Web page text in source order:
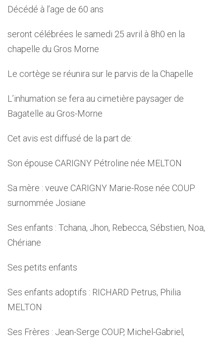
Décédé à l’age de 60 ans
seront célébrées le samedi 25 avril à 8h0 en la
chapelle du Gros Morne
Le cortège se réunira sur le parvis de la Chapelle
L’inhumation se fera au cimetière paysager de
Bagatelle au Gros-Morne
Cet avis est diffusé de la part de:
Son épouse CARIGNY Pétroline née MELTON
Sa mère : veuve CARIGNY Marie-Rose née COUP
surnommée Josiane
Ses enfants : Tchana, Jhon, Rebecca, Sébstien, Noa,
Chériane
Ses petits enfants
Ses enfants adoptifs : RICHARD Petrus, Philia
MELTON
Ses Frères : Jean-Serge COUP, Michel-Gabriel,